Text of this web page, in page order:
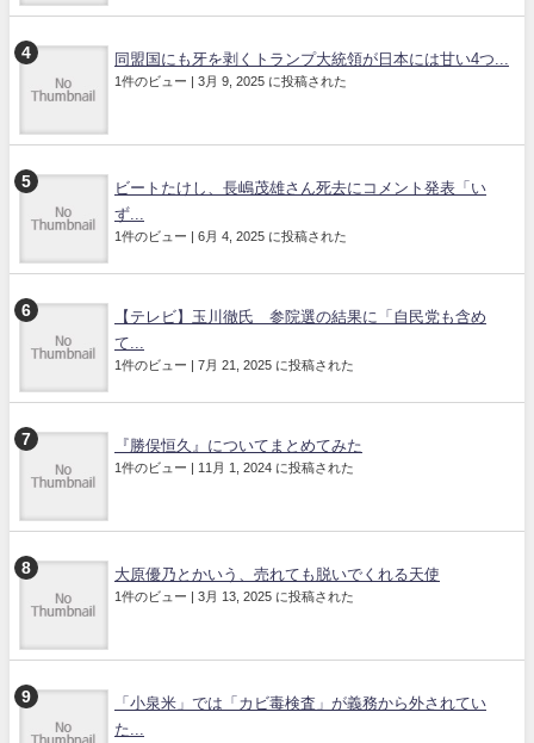
同盟国にも牙を剥くトランプ大統領が日本には甘い4つ...
1件のビュー 3月 9, 2025 に投稿された
ビートたけし、長嶋茂雄さん死去にコメント発表「い
ず...
1件のビュー 6月 4, 2025 に投稿された
【テレビ】玉川徹氏 参院選の結果に「自民党も含め
て...
1件のビュー 7月 21, 2025 に投稿された
『勝俣恒久』についてまとめてみた
1件のビュー 11月 1, 2024 に投稿された
大原優乃とかいう、売れても脱いでくれる天使
1件のビュー 3月 13, 2025 に投稿された
「小泉米」では「カビ毒検査」が義務から外されてい
た...